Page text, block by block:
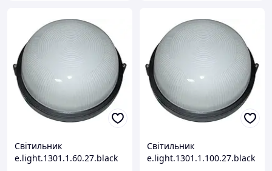
Світильник
e.light.1301.1.60.27.black
Світильник
e.light.1301.1.100.27.black